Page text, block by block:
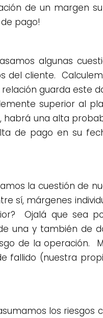
de un margen
pago!
algunas
cliente.
guarda este
superior al
una alta
de pago en su
la cuestión de
sí, márgenes
Ojalá que sea
una y también de
de la operación.
fallido (nuestra
los riesgos